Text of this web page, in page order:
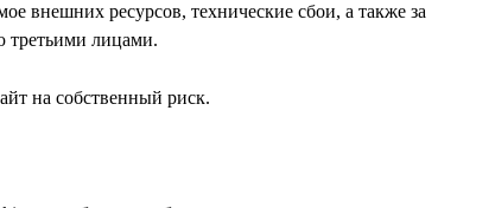
внешних ресурсов, технические сбои, а также за
третьими лицами.
на собственный риск.